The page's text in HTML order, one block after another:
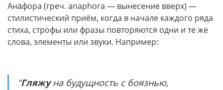
Ана́фора (греч. anaphora — вынесение вверх) —
стилистический приём, когда в начале каждого ряда
стиха, строфы или фразы повторяются одни и те же
слова, элементы или звуки. Например:
"Гляжуна будущность с боязнью,